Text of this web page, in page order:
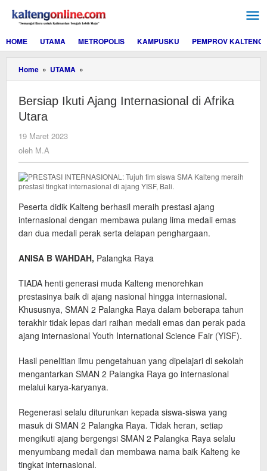
konten
HOME
UTAMA METROPOLIS KAMPUSKU PEMPROV KALTENG
Home » UTAMA »
Ikuti
Internasional
Bersiap Ikuti Ajang Internasional di Afrika
Utara
19 Maret 2023
oleh M.A
Peserta didik Kalteng berhasil meraih prestasi ajang
internasional dengan membawa pulang lima medali emas
dan dua medali perak serta delapan penghargaan.
ANISA B WAHDAH, Palangka Raya
TIADA henti generasi muda Kalteng menorehkan
prestasinya baik di ajang nasional hingga internasional.
Khususnya, SMAN 2 Palangka Raya dalam beberapa tahun
terakhir tidak lepas dari raihan medali emas dan perak pada
ajang internasional Youth International Science Fair (YISF).
Hasil penelitian ilmu pengetahuan yang dipelajari di sekolah
mengantarkan SMAN 2 Palangka Raya go internasional
melalui karya-karyanya.
Regenerasi selalu diturunkan kepada siswa-siswa yang
masuk di SMAN 2 Palangka Raya. Tidak heran, setiap
mengikuti ajang bergengsi SMAN 2 Palangka Raya selalu
menyumbang medali dan membawa nama baik Kalteng ke
tingkat internasional.